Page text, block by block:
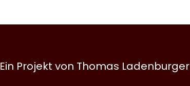
Ein Projekt von Thomas Ladenburger